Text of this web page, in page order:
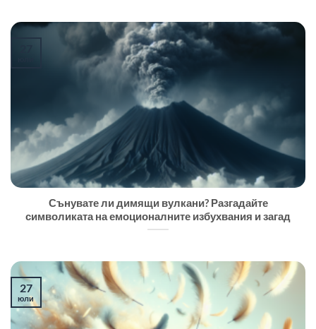
Сънувате ли димящи вулкани? Разгадайте
символиката на емоционалните избухвания и загад
27
юли